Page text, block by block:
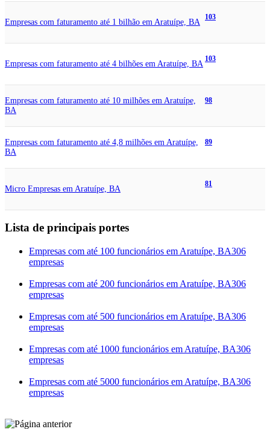
Empresas com faturamento até 1 bilhão em Aratuípe, BA
103
Empresas com faturamento até 4 bilhões em Aratuípe, BA
103
Empresas com faturamento até 10 milhões em Aratuípe,
BA
98
Empresas com faturamento até 4,8 milhões em Aratuípe,
BA
89
Micro Empresas em Aratuípe, BA
81
Lista de principais portes
Empresas com até 100 funcionários em Aratuípe, BA306
empresas
Empresas com até 200 funcionários em Aratuípe, BA306
empresas
Empresas com até 500 funcionários em Aratuípe, BA306
empresas
Empresas com até 1000 funcionários em Aratuípe, BA306
empresas
Empresas com até 5000 funcionários em Aratuípe, BA306
empresas